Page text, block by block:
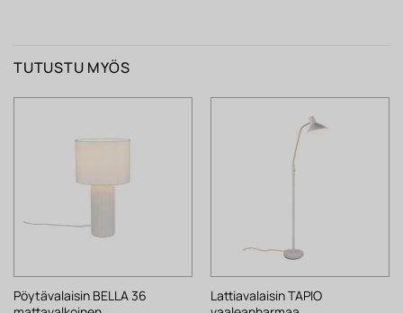
TUTUSTU MYÖS
Pöytävalaisin BELLA 36
Lattiavalaisin TAPIO